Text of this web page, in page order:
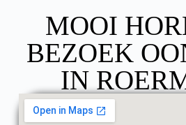
MOOI
BEZOEK
IN